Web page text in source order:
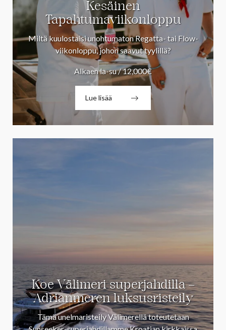
Kesäinen
Tapahtumaviikonloppu
Miltä kuulostaisi unohtumaton Regatta- tai Flow-
viikonloppu, johon saavut tyylillä?
Alkaen la-su / 12,000€
Lue lisää
Koe Välimeri superjahdilla –
Adrianmeren luksusristeily
Tämä unelmaristeily Välimerellä toteutetaan